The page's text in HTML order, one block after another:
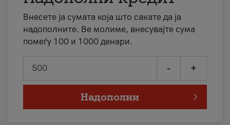
Внесете ја сумата која што сакате да ја
надополните. Ве молиме, внесувајте сума
помеѓу 100 и 1000 денари.
- +
Надополни